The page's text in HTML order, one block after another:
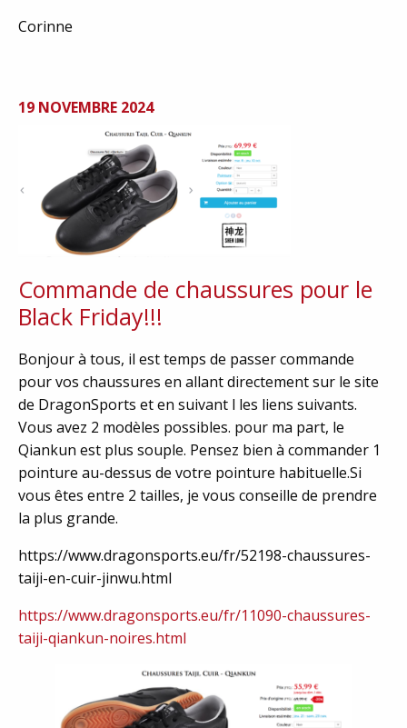
Corinne
19 NOVEMBRE 2024
Commande de chaussures pour le
Black Friday!!!
Bonjour à tous, il est temps de passer commande
pour vos chaussures en allant directement sur le site
de DragonSports et en suivant l les liens suivants.
Vous avez 2 modèles possibles. pour ma part, le
Qiankun est plus souple. Pensez bien à commander 1
pointure au-dessus de votre pointure habituelle.Si
vous êtes entre 2 tailles, je vous conseille de prendre
la plus grande.
https://www.dragonsports.eu/fr/52198-chaussures-
taiji-en-cuir-jinwu.html
https://www.dragonsports.eu/fr/11090-chaussures-
taiji-qiankun-noires.html